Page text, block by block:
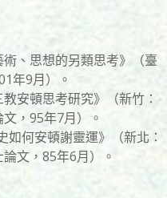
、思想的另類思考》（臺
年9月）。
安頓思考研究》（新竹：
，95年7月）。
何安頓謝靈運》（新北：
文，85年6月）。